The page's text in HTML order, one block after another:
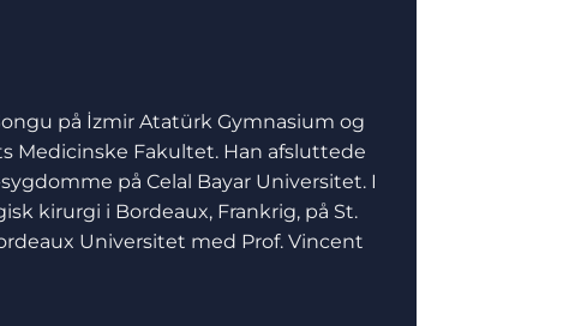
på İzmir Atatürk Gymnasium og
Medicinske Fakultet. Han afsluttede
på Celal Bayar Universitet. I
kirurgi i Bordeaux, Frankrig, på St.
Universitet med Prof. Vincent